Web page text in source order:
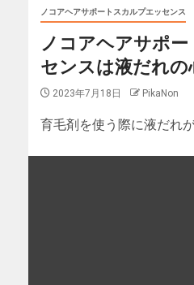
ノコアヘアサポートスカルプエッセンス
ノコアヘアサポ
センスは液だれの
2023年7月18日 PikaNon
育毛剤を使う際に液だれ